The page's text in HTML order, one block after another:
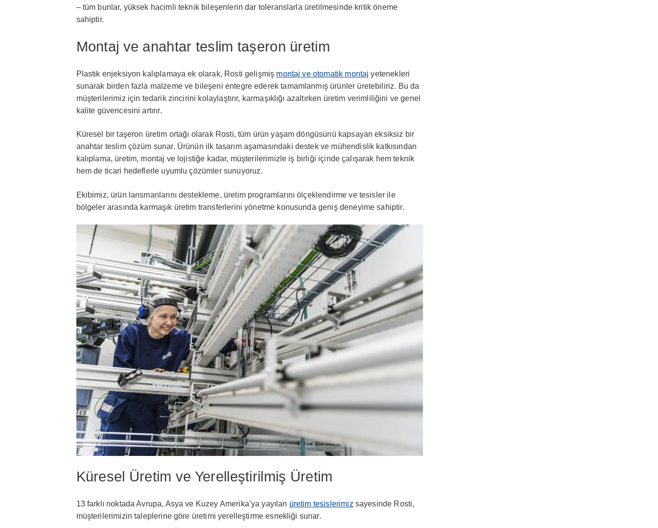
– tüm bunlar, yüksek hacimli teknik bileşenlerin dar toleranslarla üretilmesinde kritik öneme
sahiptir.
Montaj ve anahtar teslim taşeron üretim
Plastik enjeksiyon kalıplamaya ek olarak, Rosti gelişmiş montaj ve otomatik montaj yetenekleri
sunarak birden fazla malzeme ve bileşeni entegre ederek tamamlanmış ürünler üretebiliriz. Bu da
müşterilerimiz için tedarik zincirini kolaylaştırır, karmaşıklığı azaltırken üretim verimliliğini ve genel
kalite güvencesini artırır.
Küresel bir taşeron üretim ortağı olarak Rosti, tüm ürün yaşam döngüsünü kapsayan eksiksiz bir
anahtar teslim çözüm sunar. Ürünün ilk tasarım aşamasındaki destek ve mühendislik katkısından
kalıplama, üretim, montaj ve lojistiğe kadar, müşterilerimizle iş birliği içinde çalışarak hem teknik
hem de ticari hedeflerle uyumlu çözümler sunuyoruz.
Ekibimiz, ürün lansmanlarını destekleme, üretim programlarını ölçeklendirme ve tesisler ile
bölgeler arasında karmaşık üretim transferlerini yönetme konusunda geniş deneyime sahiptir.
Küresel Üretim ve Yerelleştirilmiş Üretim
13 farklı noktada Avrupa, Asya ve Kuzey Amerika’ya yayılan üretim tesislerimiz sayesinde Rosti,
müşterilerimizin taleplerine göre üretimi yerelleştirme esnekliği sunar.